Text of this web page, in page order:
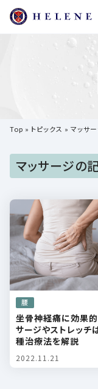
Top » トピックス » マッサ
マッサージの
腰
坐骨神経痛に効果
サージやストレッチ
種治療法を解説
2022.11.21